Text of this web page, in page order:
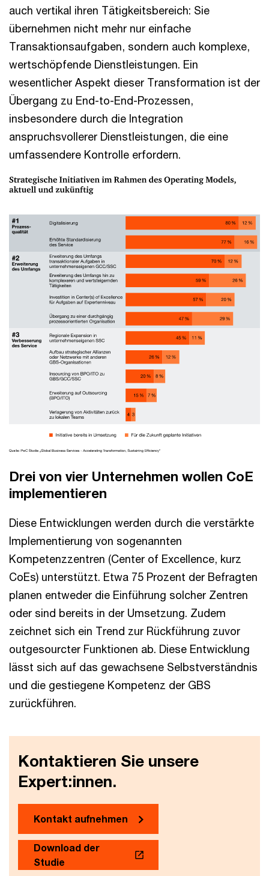
auch vertikal ihren Tätigkeitsbereich: Sie
übernehmen nicht mehr nur einfache
Transaktionsaufgaben, sondern auch komplexe,
wertschöpfende Dienstleistungen. Ein
wesentlicher Aspekt dieser Transformation ist der
Übergang zu End-to-End-Prozessen,
insbesondere durch die Integration
anspruchsvollerer Dienstleistungen, die eine
umfassendere Kontrolle erfordern.
Drei von vier Unternehmen wollen CoE
implementieren
Diese Entwicklungen werden durch die verstärkte
Implementierung von sogenannten
Kompetenzzentren (Center of Excellence, kurz
CoEs) unterstützt. Etwa 75 Prozent der Befragten
planen entweder die Einführung solcher Zentren
oder sind bereits in der Umsetzung. Zudem
zeichnet sich ein Trend zur Rückführung zuvor
outgesourcter Funktionen ab. Diese Entwicklung
lässt sich auf das gewachsene Selbstverständnis
und die gestiegene Kompetenz der GBS
zurückführen.
Kontaktieren Sie unsere
Expert:innen.
Kontakt aufnehmen
Download der
Studie